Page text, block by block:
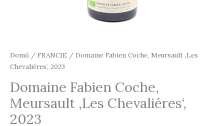
Domů / FRANCIE / Domaine Fabien Coche, Meursault ‚Les
Chevaliéres‘, 2023
Domaine Fabien Coche,
Meursault ‚Les Chevaliéres‘,
2023